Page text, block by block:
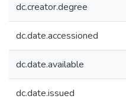
dc.creator.degree
dc.date.accessioned
dc.date.available
dc.date.issued